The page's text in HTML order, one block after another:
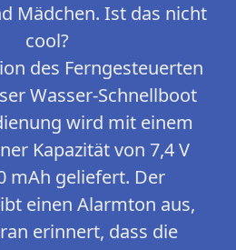
Mädchen. Ist das nicht
cool?
des Ferngesteuerten
Wasser-Schnellboot
wird mit einem
Kapazität von 7,4 V
mAh geliefert. Der
einen Alarmton aus,
erinnert, dass die